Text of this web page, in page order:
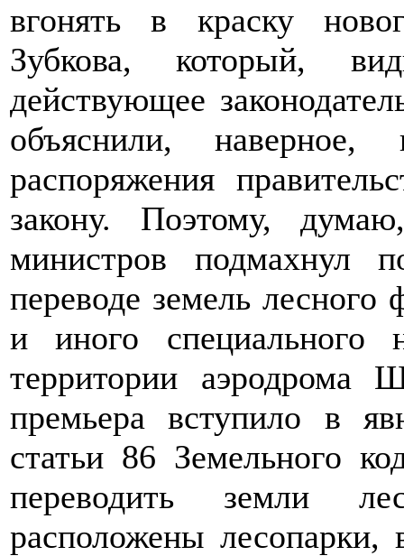
вгонять в краску
Зубкова, который,
действующее
объяснили, наверное,
распоряжения
закону. Поэтому,
министров подмахнул
переводе земель
и иного специального
территории аэродрома
премьера вступило в
статьи 86 Земельного
переводить земли
расположены